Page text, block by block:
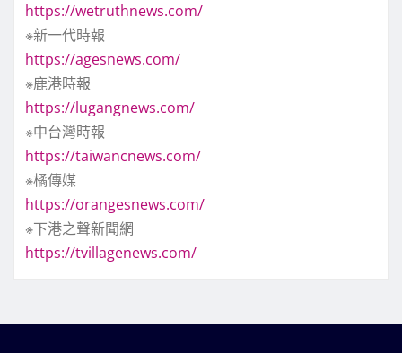
https://wetruthnews.com/
※新一代時報
https://agesnews.com/
※鹿港時報
https://lugangnews.com/
※中台灣時報
https://taiwancnews.com/
※橘傳媒
https://orangesnews.com/
※下港之聲新聞網
https://tvillagenews.com/